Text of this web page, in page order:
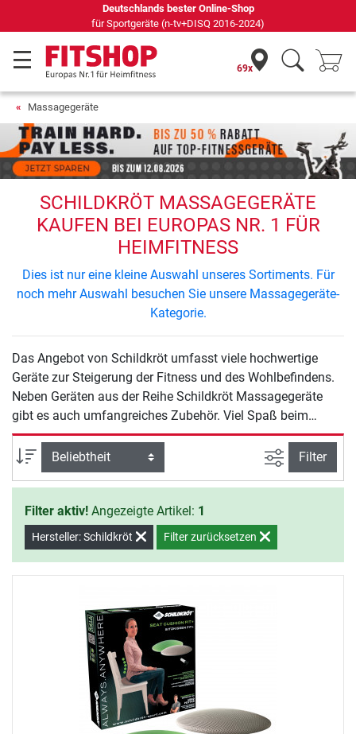
Deutschlands bester Online-Shop
für Sportgeräte (n-tv+DISQ 2016-2024)
69x
Massagegeräte
SCHILDKRÖT MASSAGEGERÄTE
KAUFEN BEI EUROPAS NR. 1 FÜR
HEIMFITNESS
Dies ist nur eine kleine Auswahl unseres Sortiments. Für
noch mehr Auswahl besuchen Sie unsere Massagegeräte-
Kategorie.
Das Angebot von Schildkröt umfasst viele hochwertige
Geräte zur Steigerung der Fitness und des Wohlbefindens.
Neben Geräten aus der Reihe Schildkröt Massagegeräte
gibt es auch umfangreiches Zubehör. Viel Spaß beim
Training mit Schildkröt.
Sortierung
Ansicht
Filter
Filter aktiv! Angezeigte Artikel: 1
Hersteller: Schildkröt Filter zurücksetzen